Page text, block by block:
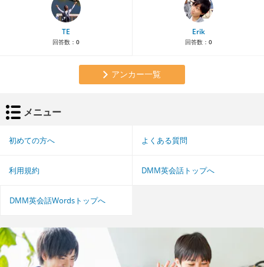
TE
回答数： 0
Erik
回答数： 0
アンカー一覧
メニュー
初めての方へ よくある質問
利用規約 DMM英会話トップへ
DMM英会話Wordsトップへ